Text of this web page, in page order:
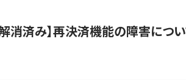
解消済み】再決済機能の障害につ